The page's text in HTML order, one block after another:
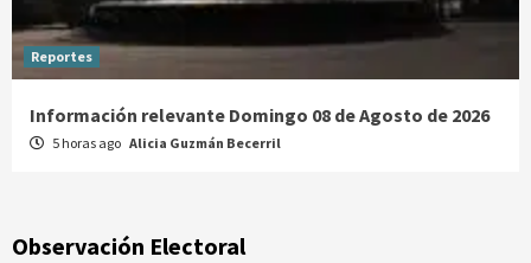
Reportes
Información relevante Domingo 08 de Agosto de 2026
5 horas ago Alicia Guzmán Becerril
Observación Electoral